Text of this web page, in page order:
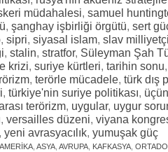
müdahalesi, samuel
, şanghay işbirliği örgütü, sert
, sipri, siyasal islam, slav
, stalin, stratfor, Süleyman Şah
krizi, suriye kürtleri, tarihin sonu
, terörle mücadele, türk dış
, türkiye'nin suriye politikası,
terörizm, uygular, uygur
, versailles düzeni, viyana
, yeni avrasyacılık, yumuşak güç
AMERİKA ASYA AVRUPA KAFKASYA